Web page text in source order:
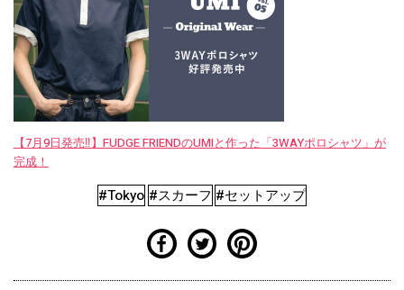
【7月9日発売‼︎】FUDGE FRIENDのUMIと作った「3WAYポロシャツ」が
完成！
#Tokyo #スカーフ #セットアップ